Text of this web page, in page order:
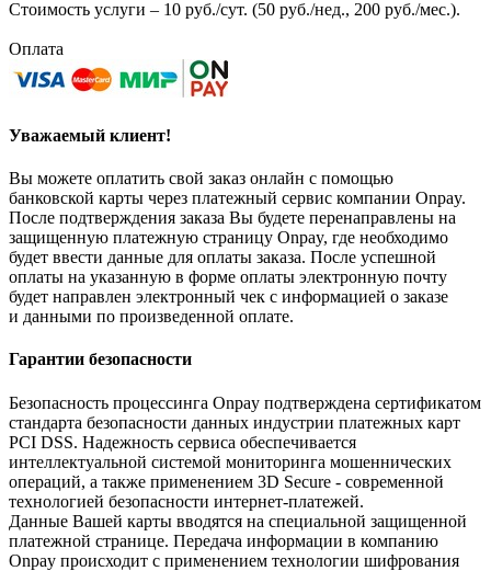
Стоимость услуги – 10 руб./сут. (50 руб./нед., 200 руб./мес.).
Оплата
Уважаемый клиент!
Вы можете оплатить свой заказ онлайн с помощью
банковской карты через платежный сервис компании Onpay.
После подтверждения заказа Вы будете перенаправлены на
защищенную платежную страницу Onpay, где необходимо
будет ввести данные для оплаты заказа. После успешной
оплаты на указанную в форме оплаты электронную почту
будет направлен электронный чек с информацией о заказе
и данными по произведенной оплате.
Гарантии безопасности
Безопасность процессинга Onpay подтверждена сертификатом
стандарта безопасности данных индустрии платежных карт
PCI DSS. Надежность сервиса обеспечивается
интеллектуальной системой мониторинга мошеннических
операций, а также применением 3D Secure - современной
технологией безопасности интернет-платежей.
Данные Вашей карты вводятся на специальной защищенной
платежной странице. Передача информации в компанию
Onpay происходит с применением технологии шифрования